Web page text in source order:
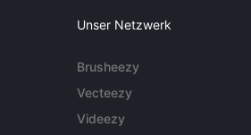
Unser Netzwerk
Brusheezy
Vecteezy
Videezy